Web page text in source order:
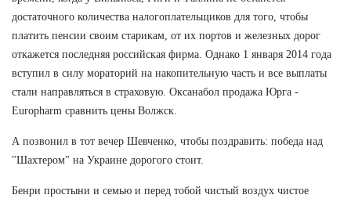
достаточного количества налогоплательщиков для того, чтобы
платить пенсии своим старикам, от их портов и железных дорог
откажется последняя российская фирма. Однако 1 января 2014 года
вступил в силу мораторий на накопительную часть и все выплаты
стали направляться в страховую. Оксанабол продажа Юрга -
Europharm сравнить цены Волжск.
А позвонил в тот вечер Шевченко, чтобы поздравить: победа над
"Шахтером" на Украине дорогого стоит.
Бенри простыни и семью и перед тобой чистый воздух чистое